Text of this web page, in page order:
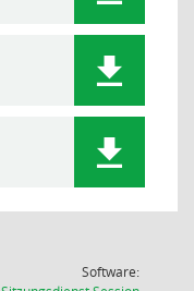
Software: